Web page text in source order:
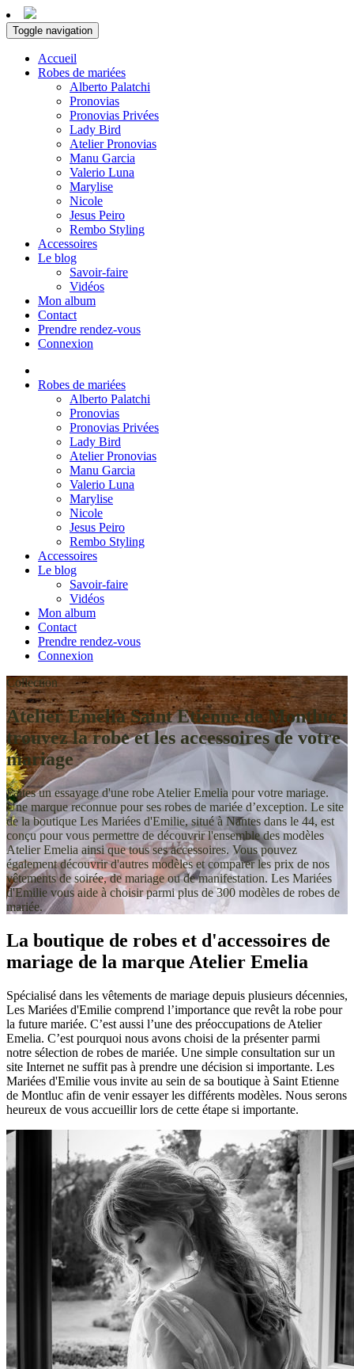
Toggle navigation
Accueil
Robes de mariées
Alberto Palatchi
Pronovias
Pronovias Privées
Lady Bird
Atelier Pronovias
Manu Garcia
Valerio Luna
Marylise
Nicole
Jesus Peiro
Rembo Styling
Accessoires
Le blog
Savoir-faire
Vidéos
Mon album
Contact
Prendre rendez-vous
Connexion
Robes de mariées
Alberto Palatchi
Pronovias
Pronovias Privées
Lady Bird
Atelier Pronovias
Manu Garcia
Valerio Luna
Marylise
Nicole
Jesus Peiro
Rembo Styling
Accessoires
Le blog
Savoir-faire
Vidéos
Mon album
Contact
Prendre rendez-vous
Connexion
Collection
Atelier Emelia Saint Etienne de Montluc :
trouvez la robe et les accessoires de votre
mariage
Faites un essayage d'une robe Atelier Emelia pour votre mariage.
Une marque reconnue pour ses robes de mariée d’exception. Le site
de la boutique Les Mariées d'Emilie, situé à Nantes dans le 44, est
conçu pour vous permettre de découvrir l'ensemble des modèles
Atelier Emelia ainsi que tous ses accessoires. Vous pouvez
également découvrir d'autres modèles et comparer les prix de nos
vêtements de soirée, de mariage ou de manifestation. Les Mariées
d'Emilie vous aide à choisir parmi plus de 300 modèles de robes de
mariée.
La boutique de robes et d'accessoires de
mariage de la marque Atelier Emelia
Spécialisé dans les vêtements de mariage depuis plusieurs décennies,
Les Mariées d'Emilie comprend l’importance que revêt la robe pour
la future mariée. C’est aussi l’une des préoccupations de Atelier
Emelia. C’est pourquoi nous avons choisi de la présenter parmi
notre sélection de robes de mariée. Une simple consultation sur un
site Internet ne suffit pas à prendre une décision si importante. Les
Mariées d'Emilie vous invite au sein de sa boutique à Saint Etienne
de Montluc afin de venir essayer les différents modèles. Nous serons
heureux de vous accueillir lors de cette étape si importante.